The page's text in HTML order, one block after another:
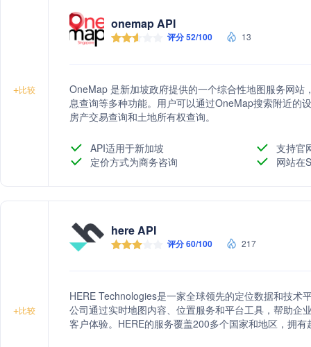
+比较
onemap API
评分 52/100 13
OneMap 是新加坡政府提供的一个综合性地图服务网
息查询等多种功能。用户可以通过OneMap搜索附近的
房产交易查询和土地所有权查询。
API适用于新加坡
支持官
定价方式为商务咨询
网站在
+比较
here API
评分 60/100 217
HERE Technologies是一家全球领先的定位数据和技术
公司通过实时地图内容、位置服务和平台工具，帮助企
客户体验。HERE的服务覆盖200多个国家和地区，拥